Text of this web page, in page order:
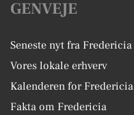
GENVEJE
Seneste nyt fra Fredericia
Vores lokale erhverv
Kalenderen for Fredericia
Fakta om Fredericia